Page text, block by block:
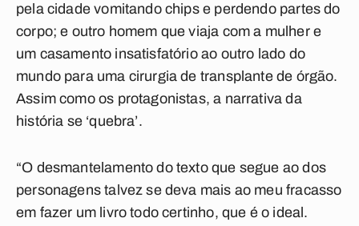
pela cidade vomitando chips e perdendo partes do
corpo; e outro homem que viaja com a mulher e
um casamento insatisfatório ao outro lado do
mundo para uma cirurgia de transplante de órgão.
Assim como os protagonistas, a narrativa da
história se ‘quebra’.
“O desmantelamento do texto que segue ao dos
personagens talvez se deva mais ao meu fracasso
em fazer um livro todo certinho, que é o ideal.